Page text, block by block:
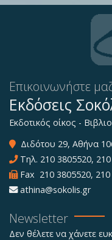
Επικοινωνήστε
Εκδόσεις
Εκδοτικός οίκος -
Διδότου 29, Αθήνα
Τηλ. 210 3805520,
Fax 210 3805520, 210
athina@sokolis.gr
Newsletter
Δεν θέλετε να χάνετε